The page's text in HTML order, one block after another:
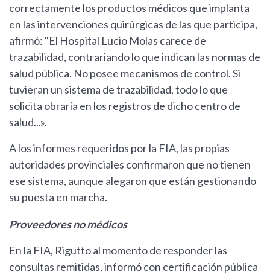
correctamente los productos médicos que implanta
en las intervenciones quirúrgicas de las que participa,
afirmó: "El Hospital Lucio Molas carece de
trazabilidad, contrariando lo que indican las normas de
salud pública. No posee mecanismos de control. Si
tuvieran un sistema de trazabilidad, todo lo que
solicita obraría en los registros de dicho centro de
salud...».
A los informes requeridos por la FIA, las propias
autoridades provinciales confirmaron que no tienen
ese sistema, aunque alegaron que están gestionando
su puesta en marcha.
Proveedores no médicos
En la FIA, Rigutto al momento de responder las
consultas remitidas, informó con certificación pública